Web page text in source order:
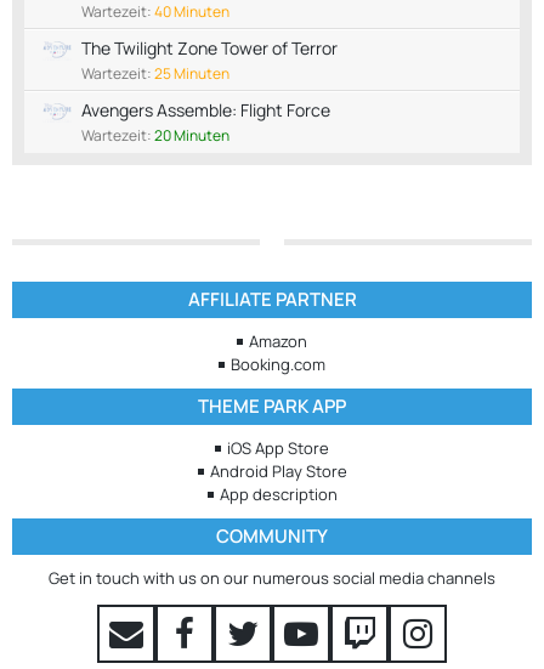
Wartezeit:40 Minuten
The Twilight Zone Tower of Terror
Wartezeit:25 Minuten
Avengers Assemble: Flight Force
Wartezeit:20 Minuten
AFFILIATE PARTNER
Amazon
Booking.com
THEME PARK APP
iOS App Store
Android Play Store
App description
COMMUNITY
Get in touch with us on our numerous social media channels